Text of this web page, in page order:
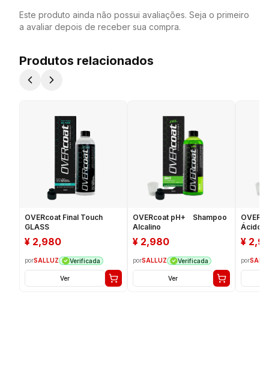
Este produto ainda não possui avaliações. Seja o primeiro
a avaliar depois de receber sua compra.
Produtos relacionados
OVERcoat Final Touch
GLASS
¥ 2,980
porSALLUZ Verificada
Ver
OVERcoat pH+ Shampoo
Alcalino
¥ 2,980
porSALLUZ Verificada
Ver
Ácido
¥
por